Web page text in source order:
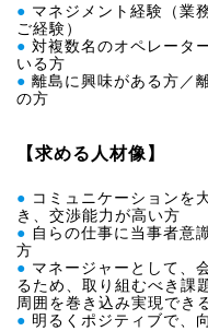
● マネジメント経験（業
ご経験）
● 対複数名のオペレータ
いる方
● 離島に興味がある方／
の方
【求める人材像】
● コミュニケーションを
き、交渉能力が高い方
● 自らの仕事に当事者意
方
● マネージャーとして、
るため、取り組むべき課
周囲を巻き込み実現でき
● 明るくポジティブで、